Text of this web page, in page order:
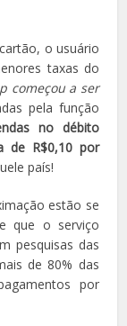
o usuário
taxas do
começou a ser
pela função
no débito
de R$0,10 por
país!
estão se
que o serviço
pesquisas das
de 80% das
por